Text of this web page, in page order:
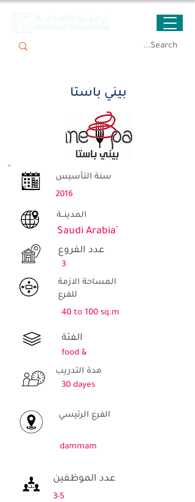
PENNE PASTA
بيني باستا
سنة التأسيس
2016
Saudi Arabia`
عدد الفروع
3
المساحة الازمة
للفرع
40 to 100 sq.m
food &
مدة التدريب
30 dayes
dammam
3-5